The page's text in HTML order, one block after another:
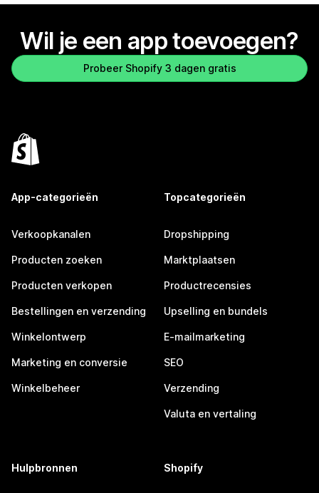
Wil je een app toevoegen?
Probeer Shopify 3 dagen gratis
App-categorieën
Verkoopkanalen
Producten zoeken
Producten verkopen
Bestellingen en verzending
Winkelontwerp
Marketing en conversie
Winkelbeheer
Topcategorieën
Dropshipping
Marktplaatsen
Productrecensies
Upselling en bundels
E-mailmarketing
SEO
Verzending
Valuta en vertaling
Hulpbronnen Shopify